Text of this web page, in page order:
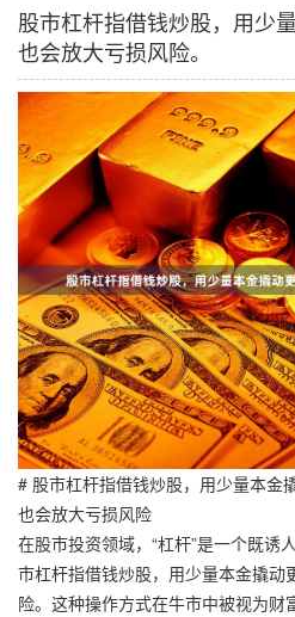
股市杠杆指借钱炒股，用少
也会放大亏损风险。
# 股市杠杆指借钱炒股，用少量本金
也会放大亏损风险
在股市投资领域，“杠杆”是一个既诱
市杠杆指借钱炒股，用少量本金撬动
险。这种操作方式在牛市中被视为财